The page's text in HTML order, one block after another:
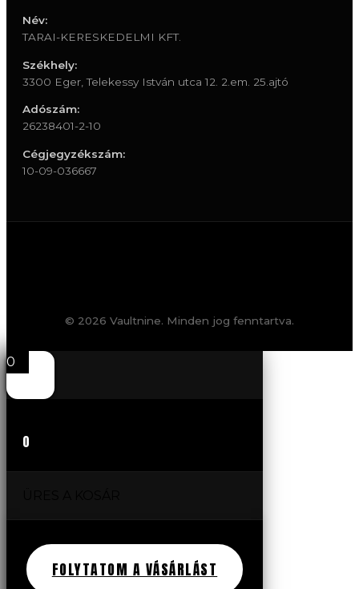
Név:
TARAI-KERESKEDELMI KFT.
Székhely:
3300 Eger, Telekessy István utca 12. 2.em. 25.ajtó
Adószám:
26238401-2-10
Cégjegyzékszám:
10-09-036667
© 2026 Vaultnine. Minden jog fenntartva.
0
0
FOLYTATOM A VÁSÁRLÁST